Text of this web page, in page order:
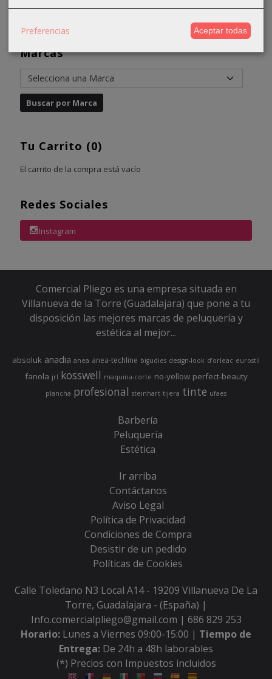
Marcas
Tu Carrito (0)
El carrito de la compra está vacío
Redes Sociales
Instagram
Comercial Pliego es una empresa situada en
Villanueva de la Torre (Guadalajara) que pone a tu
disposición las mejores marcas de peluquería y
estética al mejor...
absoluk anadia anea anea-techline bigudies design-look d’orleac eurostil
fanola jrl kosswell maquina-corte no-yellow perfect-beauty
plancha profesional steinhart tijera tinte ufaes
Barbería
Peluquería
Estética
Ir arriba
Contáctanos
Aviso Legal
Política de Privacidad
Condiciones de Compra
Desistir de un pedido
Políticas de Cookies
Calle Toledano N3 Local A14 - 19209 Villanueva De La
Torre, Guadalajara - (España) |
Info.comercialpliego@gmail.com | 686 829 253
Horario: Lunes a Viernes 09:00-15:00 | Tiempo de
Entrega: De 24h a 48h laborables
(*) Precios con Impuestos incluidos
Preferencias Aceptar todas